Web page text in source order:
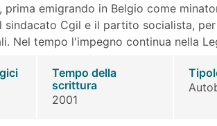
prima emigrando in Belgio come
sindacato Cgil e il partito socialista,
Nel tempo l'impegno continua nella
Tempo della
scrittura
2001